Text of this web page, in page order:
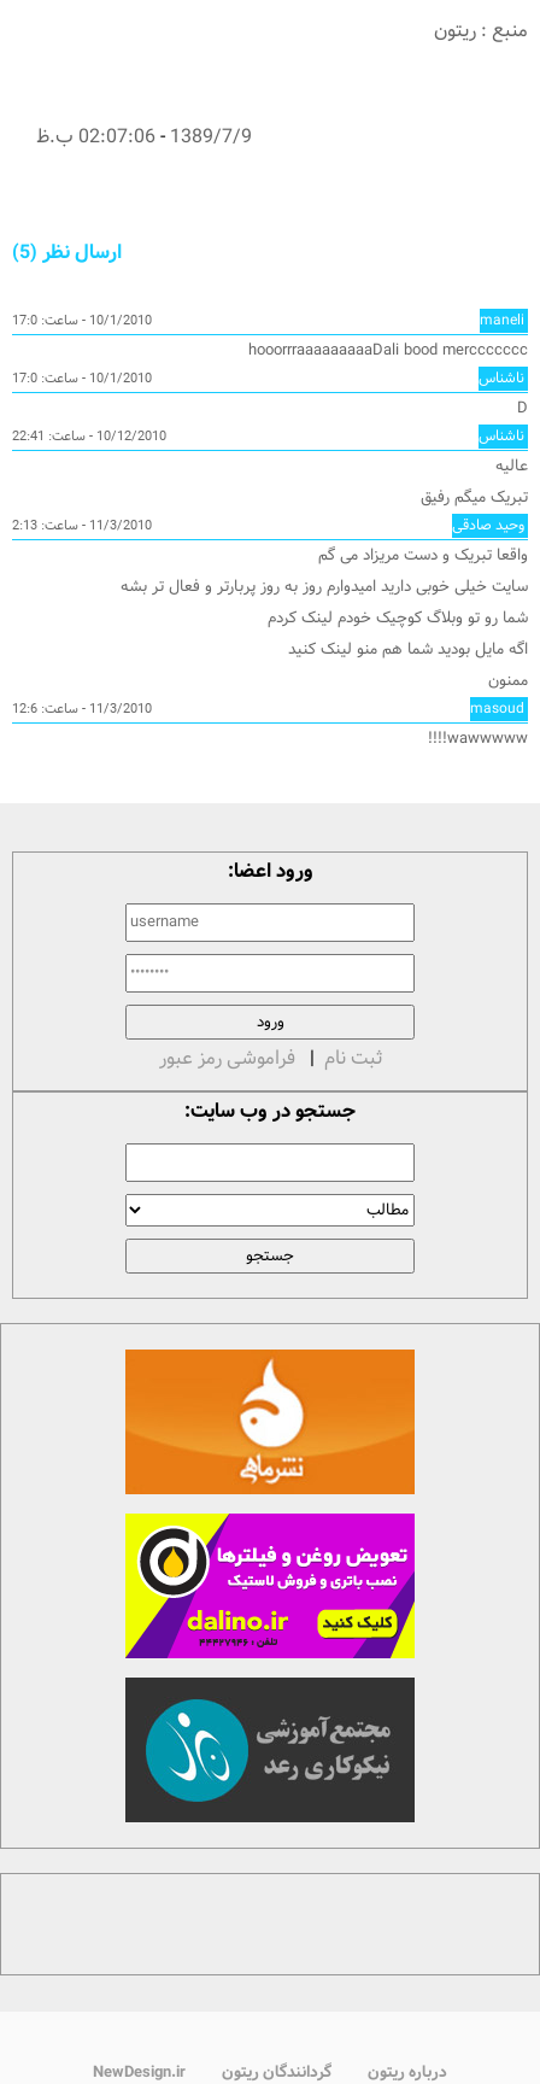
منبع : ریتون
1389/7/9
-02:07:06 ب.ظ
ارسال نظر (5)
10/1/2010 - ساعت: 17:0
hooorrraaaaaaaaaDali bood merccccccc
ناشناس 10/1/2010 - ساعت: 17:0
D
ناشناس 10/12/2010 - ساعت: 22:41
عالیه
تبریک میگم رفیق
وحید صادقی 11/3/2010 - ساعت: 2:13
واقعا تبریک و دست مریزاد می گم
سایت خیلی خوبی دارید امیدوارم روز به روز پربارتر و فعال تر بشه
شما رو تو وبلاگ کوچیک خودم لینک کردم
اگه مایل بودید شما هم منو لینک کنید
ممنون
11/3/2010 - ساعت: 12:6
wawwwww!!!!
ورود اعضا:
ثبت نام | فراموشی رمز عبور
جستجو در وب سایت:
درباره ریتون گردانندگان ریتون NewDesign.ir